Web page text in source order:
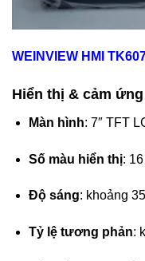
WEINVIEW HMI
Hiển thị & cảm ứng
Màn hình: 7″ TFT
Số màu hiển thị:
Độ sáng: khoảng
Tỷ lệ tương phản: